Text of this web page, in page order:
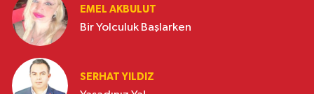
EMEL AKBULUT
Bir Yolculuk Başlarken
SERHAT YILDIZ